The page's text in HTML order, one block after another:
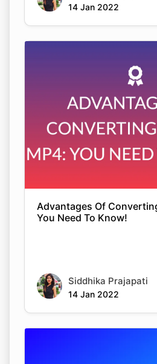
14 Jan 2022
Advantages Of
You Need To Know!
Siddhika Prajapati
14 Jan 2022